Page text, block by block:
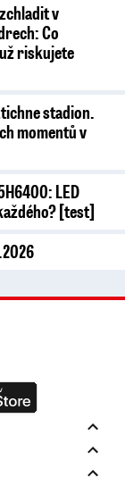
v
Co
riskujete
stadion.
momentů v
LED
[test]